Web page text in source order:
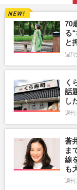
70
る
と
週刊
く
話
し
週刊
蒼
ま
線
も
週刊